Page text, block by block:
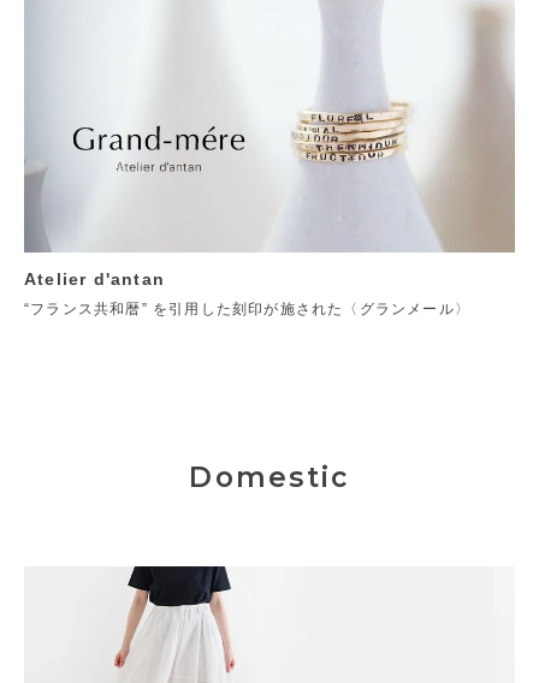
Atelier d'antan
“フランス共和暦” を引用した刻印が施された〈グランメール〉
Domestic